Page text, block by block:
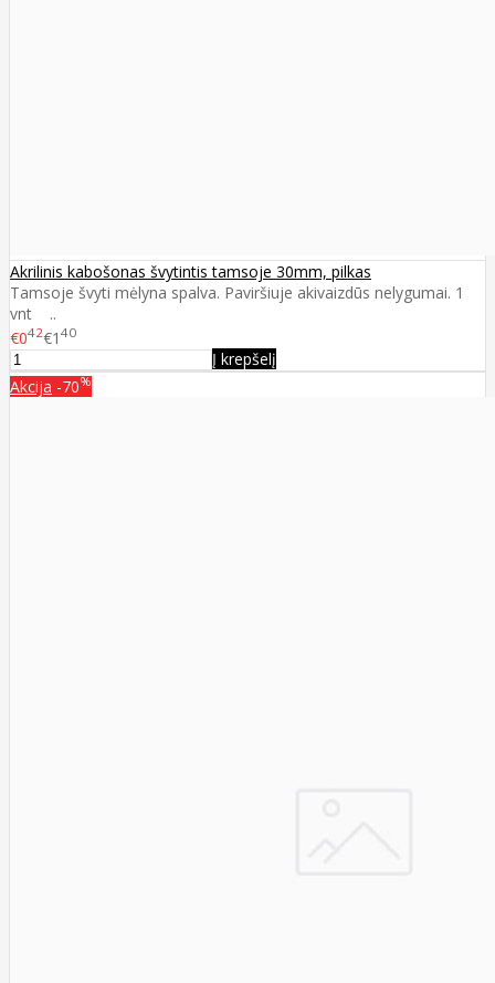
Akrilinis kabošonas švytintis tamsoje 30mm, pilkas
Tamsoje švyti mėlyna spalva. Paviršiuje akivaizdūs nelygumai. 1
vnt ..
€042€1 40
Į krepšelį
Akcija -70%